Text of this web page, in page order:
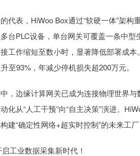
代表，HiWoo Box通过“软硬一体”架
台PLC设备，单台网关可覆盖一条中
工作缩短至数小时，显著降低部署成
至93%，年减少停机损失超200万元。
，边缘计算网关已成为连接物理世界
化从“人工干预”向“自主决策”演进。
建“确定性网络+超实时控制”的未来工厂
工业数据采集新时代！